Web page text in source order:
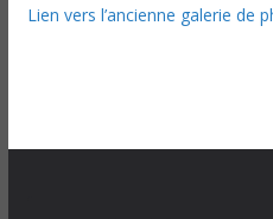
Lien vers l’ancienne galerie de